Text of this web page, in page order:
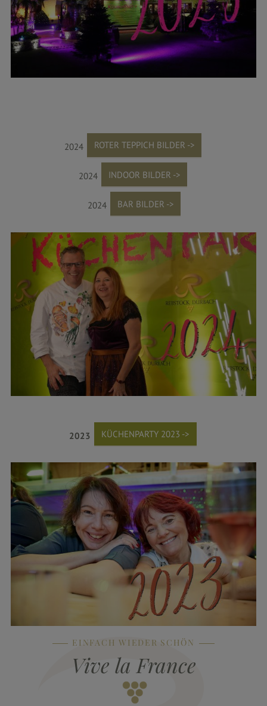
2024 ROTER TEPPICH BILDER ->
2024 INDOOR BILDER ->
2024 BAR BILDER ->
2023 KÜCHENPARTY 2023 ->
EINFACH WIEDER SCHÖN
Vive la France